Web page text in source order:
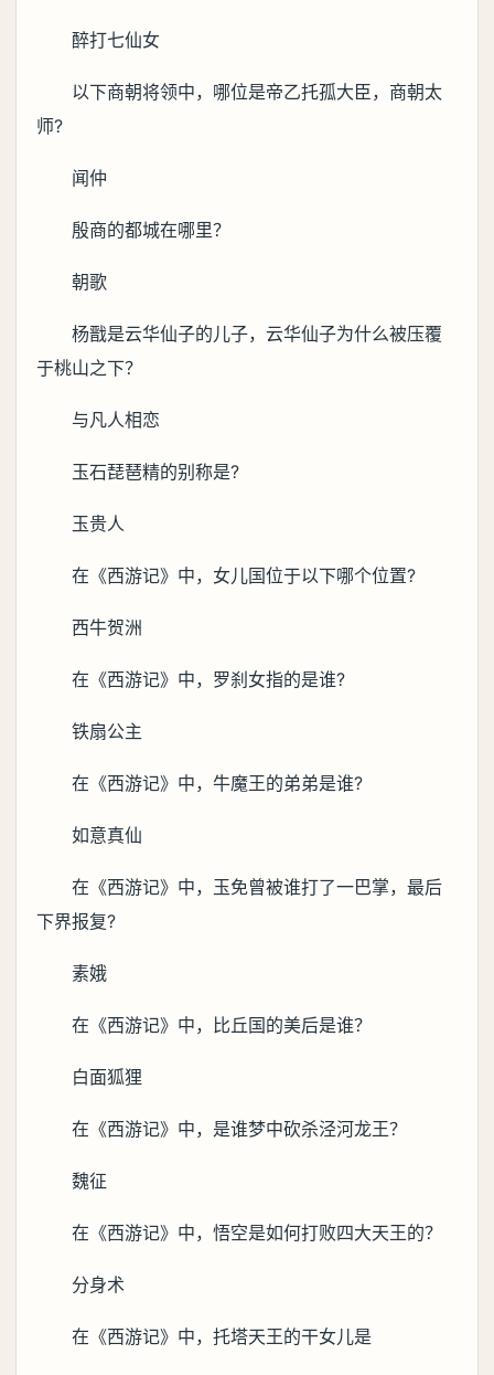
醉打七仙女
以下商朝将领中，哪位是帝乙托孤大臣，商朝太
师?
闻仲
殷商的都城在哪里？
朝歌
杨戬是云华仙子的儿子，云华仙子为什么被压覆
于桃山之下？
与凡人相恋
玉石琵琶精的别称是?
玉贵人
在《西游记》中，女儿国位于以下哪个位置?
西牛贺洲
在《西游记》中，罗刹女指的是谁?
铁扇公主
在《西游记》中，牛魔王的弟弟是谁?
如意真仙
在《西游记》中，玉免曾被谁打了一巴掌，最后
下界报复?
素娥
在《西游记》中，比丘国的美后是谁？
白面狐狸
在《西游记》中，是谁梦中砍杀泾河龙王？
魏征
在《西游记》中，悟空是如何打败四大天王的？
分身术
在《西游记》中，托塔天王的干女儿是